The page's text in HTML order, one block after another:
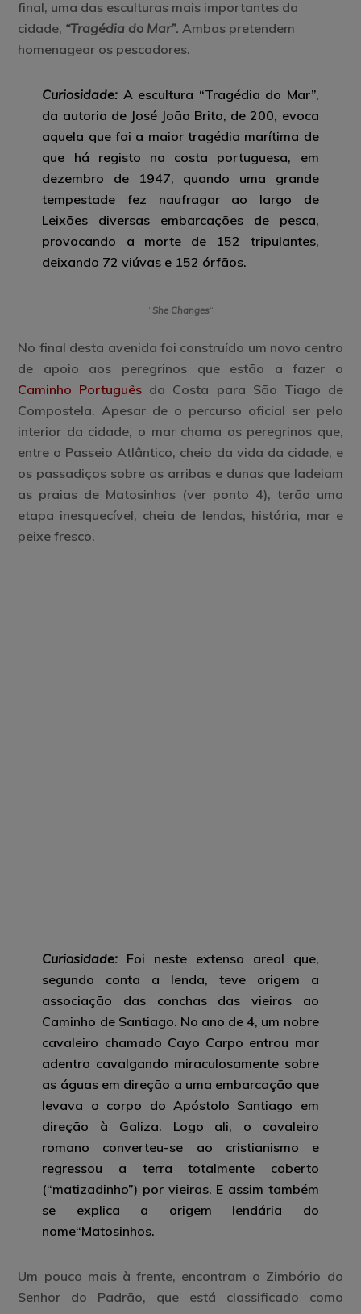
final, uma das esculturas mais importantes da
cidade, “Tragédia do Mar”.Ambas pretendem
homenagear os pescadores.
Curiosidade: A escultura “Tragédia do Mar”,
da autoria de José João Brito, de 200, evoca
aquela que foi a maior tragédia marítima de
que há registo na costa portuguesa, em
dezembro de 1947, quando uma grande
tempestade fez naufragar ao largo de
Leixões diversas embarcações de pesca,
provocando a morte de 152 tripulantes,
deixando 72 viúvas e 152 órfãos.
“She Changes“
No final desta avenida foi construído um novo centro
de apoio aos peregrinosque estão a fazer o
Caminho Português da Costa para São Tiago de
Compostela. Apesar de o percurso oficial ser pelo
interior da cidade, o mar chama os peregrinos que,
entre o Passeio Atlântico, cheio da vida da cidade, e
os passadiços sobre as arribas e dunas que ladeiam
as praias de Matosinhos (ver ponto 4), terão uma
etapa inesquecível, cheia de lendas, história, mar e
peixe fresco.
Curiosidade: Foi neste extenso areal que,
segundo conta a lenda, teve origem a
associação das conchas das vieiras ao
Caminho de Santiago. No ano de 4, um nobre
cavaleiro chamado Cayo Carpo entrou mar
adentro cavalgando miraculosamente sobre
as águas em direção a uma embarcação que
levava o corpo do Apóstolo Santiago em
direção à Galiza. Logo ali, o cavaleiro
romano converteu-se ao cristianismo e
regressou a terra totalmente coberto
(“matizadinho”) por vieiras. E assim também
se explica a origem lendária do
nome“Matosinhos.
Um pouco mais à frente, encontram o Zimbório do
Senhor do Padrão, que está classificado como